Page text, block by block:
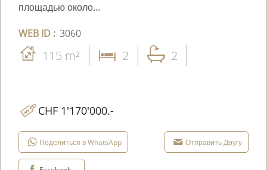
площадью около...
WEB ID : 3060
115 m² 2 2
CHF 1'170'000.-
Поделиться в WhatsApp Отправить Другу